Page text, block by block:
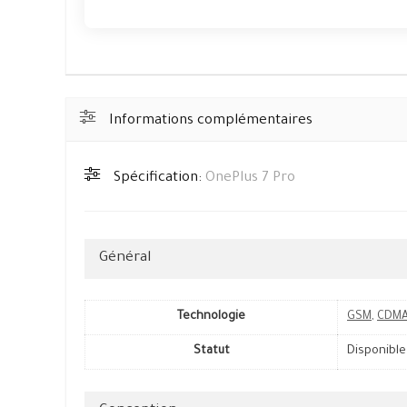
Informations complémentaires
Spécification: OnePlus 7 Pro
Général
Technologie GSM,
Statut Disponible